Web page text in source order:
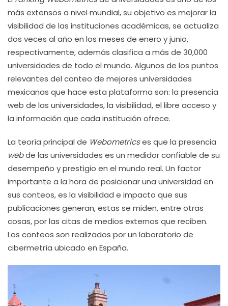
más extensos a nivel mundial, su objetivo es mejorar la
visibilidad de las instituciones académicas, se actualiza
dos veces al año en los meses de enero y junio,
respectivamente, además clasifica a más de 30,000
universidades de todo el mundo. Algunos de los puntos
relevantes del conteo de mejores universidades
mexicanas que hace esta plataforma son: la presencia
web de las universidades, la visibilidad, el libre acceso y
la información que cada institución ofrece.
La teoría principal de Webometricses que la presencia
webde las universidades es un medidor confiable de su
desempeño y prestigio en el mundo real. Un factor
importante a la hora de posicionar una universidad en
sus conteos, es la visibilidad e impacto que sus
publicaciones generan, estas se miden, entre otras
cosas, por las citas de medios externos que reciben.
Los conteos son realizados por un laboratorio de
cibermetría ubicado en España.